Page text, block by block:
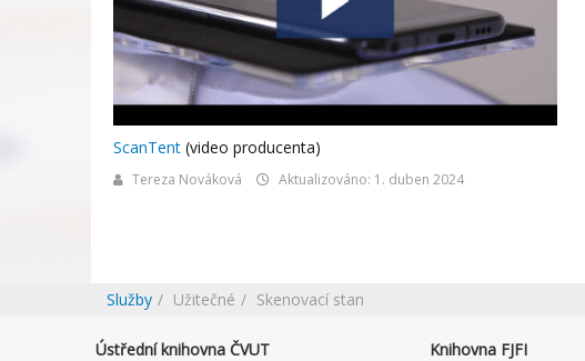
ScanTent (video producenta)
Tereza Nováková Aktualizováno: 1. duben 2024
Služby Užitečné Skenovací stan
Ústřední knihovna ČVUT
Knihovna FJFI